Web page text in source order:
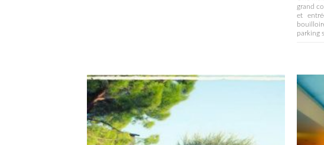
grand
et
parking